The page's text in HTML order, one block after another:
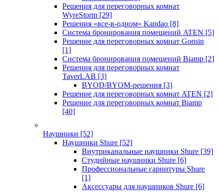
Решения для переговорных комнат
WyreStorm [29]
Решения «все-в-одном» Kandao [8]
Система бронирования помещений ATEN [5]
Решение для переговорных комнат Gonsin
[1]
Система бронирования помещений Biamp [2]
Решения для переговорных комнат
TaverLAB [3]
BYOD/BYOM-решения [3]
Решение для переговорных комнат ATEN [2]
Решение для переговорных комнат Biamp
[40]
Наушники [52]
Наушники Shure [52]
Внутриканальные наушники Shure [39]
Студийные наушники Shure [6]
Профессиональные гарнитуры Shure
[1]
Аксессуары для наушников Shure [6]